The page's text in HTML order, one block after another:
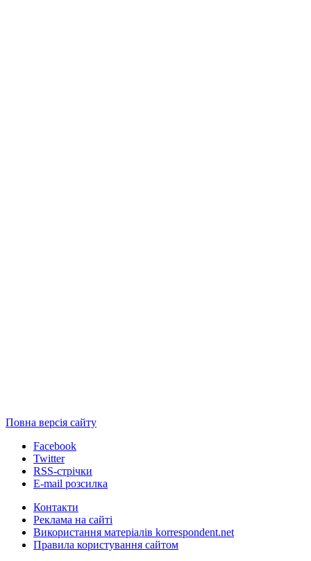
Повна версія сайту
Facebook
Twitter
RSS-стрічки
E-mail розсилка
Контакти
Реклама на сайті
Використання матеріалів korrespondent.net
Правила користування сайтом